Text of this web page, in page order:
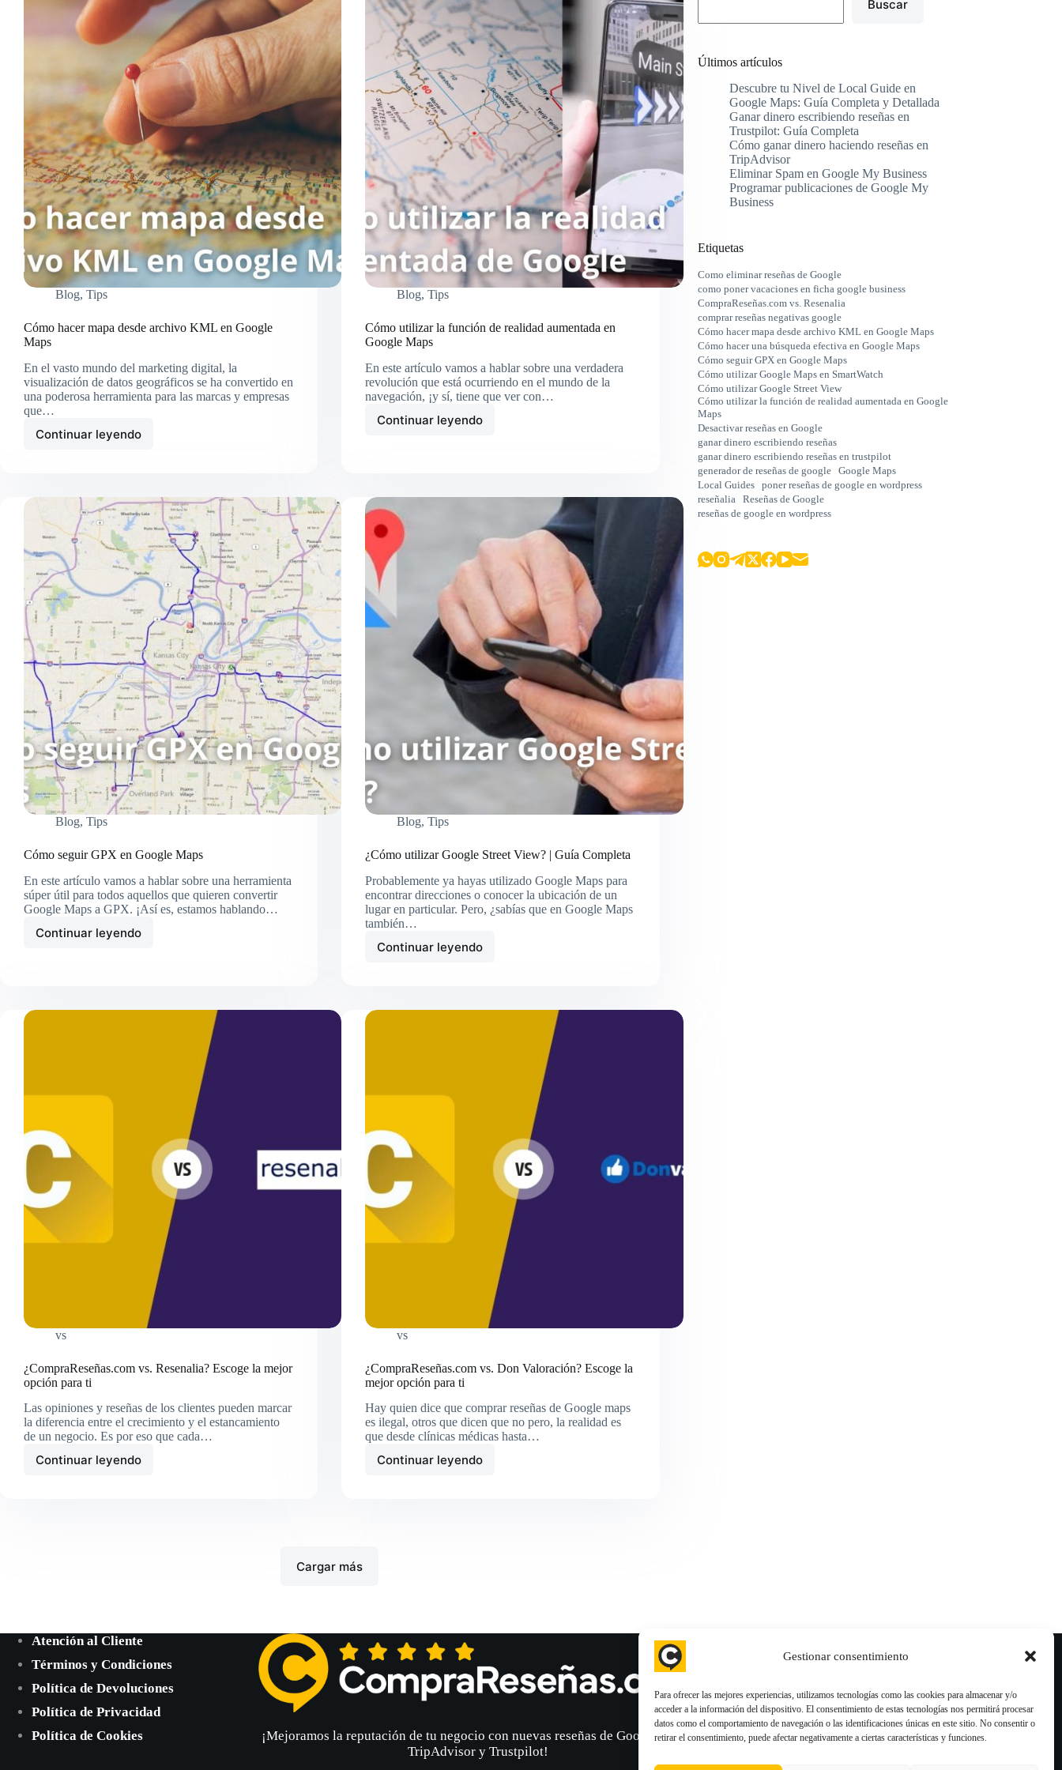
Gestionar consentimiento
Para ofrecer las mejores experiencias, utilizamos tecnologías como las cookies para almacenar y/o
acceder a la información del dispositivo. El consentimiento de estas tecnologías nos permitirá procesar
datos como el comportamiento de navegación o las identificaciones únicas en este sitio. No consentir o
retirar el consentimiento, puede afectar negativamente a ciertas características y funciones.
Blog, Tips
Cómo hacer mapa desde archivo KML en Google
Maps
En el vasto mundo del marketing digital, la
visualización de datos geográficos se ha convertido en
una poderosa herramienta para las marcas y empresas
que…
Continuar leyendo
Cómo
archivo
KML
en
Google
Maps
Blog,Tips
Cómo utilizar la función de realidad aumentada en
Google Maps
En este artículo vamos a hablar sobre una verdadera
revolución que está ocurriendo en el mundo de la
navegación, ¡y sí, tiene que ver con…
Continuar leyendo
Cómo
realidad
Blog, Tips
Cómo seguir GPX en Google Maps
En este artículo vamos a hablar sobre una herramienta
súper útil para todos aquellos que quieren convertir
Google Maps a GPX. ¡Así es, estamos hablando…
Continuar leyendo
Cómo
Maps
Blog,Tips
¿Cómo utilizar Google Street View? | Guía Completa
Probablemente ya hayas utilizado Google Maps para
encontrar direcciones o conocer la ubicación de un
lugar en particular. Pero, ¿sabías que en Google Maps
también…
Continuar leyendo
¿Cómo
View?
vs
¿CompraReseñas.com vs. Resenalia? Escoge la mejor
opción para ti
Las opiniones y reseñas de los clientes pueden marcar
la diferencia entre el crecimiento y el estancamiento
de un negocio. Es por eso que cada…
Continuar leyendo¿CompraReseñas.com
vs
¿CompraReseñas.com vs. Don Valoración? Escoge la
mejor opción para ti
Hay quien dice que comprar reseñas de Google maps
es ilegal, otros que dicen que no pero, la realidad es
que desde clínicas médicas hasta…
Continuar leyendo¿CompraReseñas.com
Cargar más
Buscar
Últimos artículos
Descubre tu Nivel de Local Guide en
Google Maps: Guía Completa y Detallada
Ganar dinero escribiendo reseñas en
Trustpilot: Guía Completa
Cómo ganar dinero haciendo reseñas en
TripAdvisor
Eliminar Spam en Google My Business
Programar publicaciones de Google My
Business
Etiquetas
Como eliminar reseñas de Google
como poner vacaciones en ficha google business
CompraReseñas.com vs. Resenalia
comprar reseñas negativas google
Cómo hacer mapa desde archivo KML en Google Maps
Cómo hacer una búsqueda efectiva en Google Maps
Cómo seguir GPX en Google Maps
Cómo utilizar Google Maps en SmartWatch
Cómo utilizar Google Street View
Cómo utilizar la función de realidad aumentada en Google
Maps
Desactivar reseñas en Google
ganar dinero escribiendo reseñas
ganar dinero escribiendo reseñas en trustpilot
generador de reseñas de google
Google Maps
Local Guides
poner reseñas de google en wordpress
reseñalia
Reseñas de Google
reseñas de google en wordpress
Atención al Cliente
Términos y Condiciones
Política de Devoluciones
Política de Privacidad
Política de Cookies
¡Mejoramos la reputación de tu negocio con nuevas reseñas de Google Maps,
TripAdvisor y Trustpilot!
Comprar Reseñas Google
Comprar Reseñas TripAdvisor
Comprar Reseñas Trustpilot